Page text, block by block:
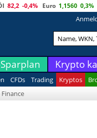
82,2 -0,4% Euro 1,1560 0,3%
Sparplan Krypto
CFDs Trading Kryptos
Finance